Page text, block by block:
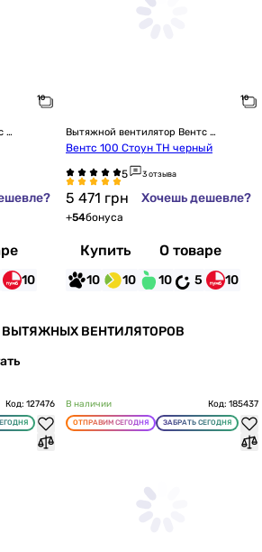
10
Вытяжной вентилятор Вентс
настенный
Вентс 100 Стоун ТН черный
3 отзыва
5 471 грн Хочешь дешевле?
+54бонуса
Купить О товаре
10 10 10 5 10
ВЫТЯЖНЫХ ВЕНТИЛЯТОРОВ
Код: 127476 В наличии Код: 185437
ОТПРАВИМ СЕГОДНЯ ЗАБРАТЬ СЕГОДНЯ